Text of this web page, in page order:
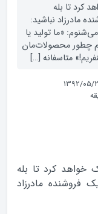
کرد تا بله
مادرزاد نباشید:
«ما تولید یا
چطور محصولات‌مان
متاسفانه […]
خواهد کرد تا بله
فروشنده‌ مادرزاد